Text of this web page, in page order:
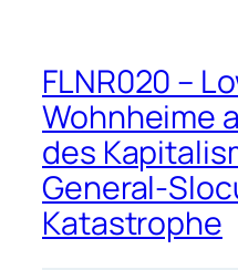
FLNR020 –
Wohnheime
des
General-
Katastrophe